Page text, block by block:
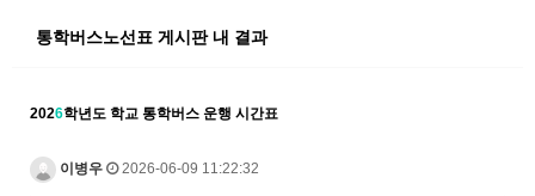
통학버스노선표 게시판 내 결과
2026학년도 학교 통학버스 운행 시간표
이병우 2026-06-09 11:22:32